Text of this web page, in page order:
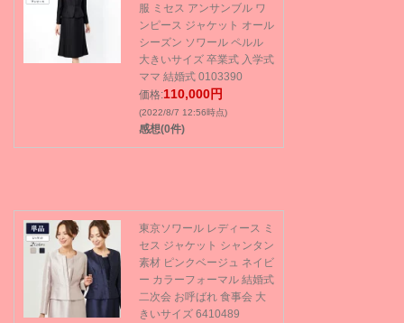
服 ミセス アンサンブル ワ
ンピース ジャケット オール
シーズン ソワール ペルル
大きいサイズ 卒業式 入学式
ママ 結婚式 0103390
価格:110,000円
(2022/8/7 12:56時点)
感想(0件)
東京ソワール レディース ミ
セス ジャケット シャンタン
素材 ピンクベージュ ネイビ
ー カラーフォーマル 結婚式
二次会 お呼ばれ 食事会 大
きいサイズ 6410489